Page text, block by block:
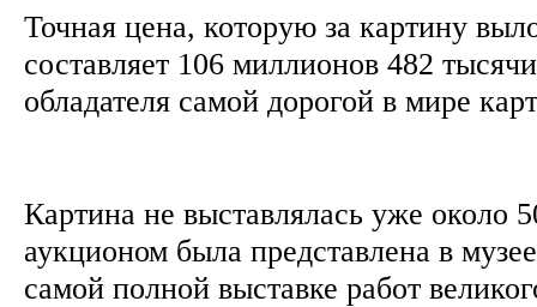
Точная цена, которую за картину
составляет 106 миллионов 482
обладателя самой дорогой в мире
Картина не выставлялась уже около
аукционом была представлена в
самой полной выставке работ